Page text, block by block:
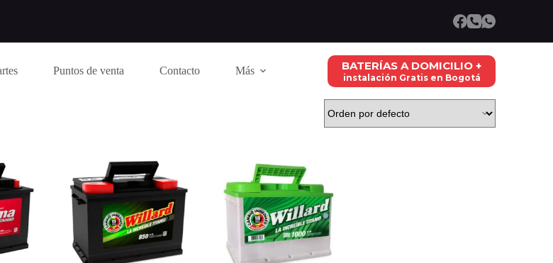
Puntos de venta Contacto Más BATERÍAS A DOMICILIO +
instalación Gratis en Bogotá